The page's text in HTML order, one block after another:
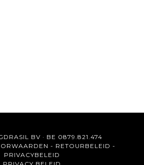
BV · BE 0879.821.474
- RETOURBELEID -
PRIVACYBELEID